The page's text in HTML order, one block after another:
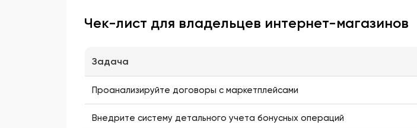
Чек-лист для владельцев интернет-магазинов
Задача
Проанализируйте договоры с маркетплейсами
Внедрите систему детального учета бонусных операций